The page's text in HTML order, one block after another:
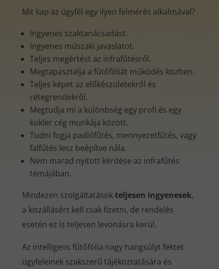
Mit kap az ügyfél egy ilyen felmérés alkalmával?
Ingyenes szaktanácsadást.
Ingyenes műszaki javaslatot.
Teljes megértést az infrafűtésről.
Megtapasztalja a fűtőfóliát működés közben.
Teljes képet az előkészületekről és
rétegrendekről.
Megtudja mi a különbség egy profi és egy
kokler cég munkája között.
Tudni fogja padlófűtés, mennyezetfűtés, vagy
falfűtés lesz beépítve nála.
Nem marad nyitott kérdése az infrafűtés
témájában.
Mindezen szolgáltatásokteljesen ingyenesek,
a kiszállásért kell csak fizetni, de rendelés
esetén ez is teljesen levonásra kerül.
Az intelligens fűtőfólia nagy hangsúlyt fektet
ügyfeleinek szakszerű tájékoztatására és